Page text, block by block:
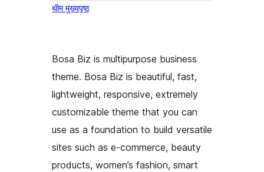
थीम मुख्यपृष्ठ
Bosa Biz is multipurpose business
theme. Bosa Biz is beautiful, fast,
lightweight, responsive, extremely
customizable theme that you can
use as a foundation to build versatile
sites such as e-commerce, beauty
products, women’s fashion, smart